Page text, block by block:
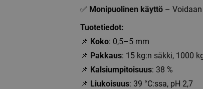
✅ Monipuolinen käyttö –
Tuotetiedot:
📌 Koko: 0,5–5 mm
📌 Pakkaus: 15 kg:n säkki, 1000
📌 Kalsiumpitoisuus: 38 %
📌 Liukoisuus: 39 °C:ssa, pH 2,7